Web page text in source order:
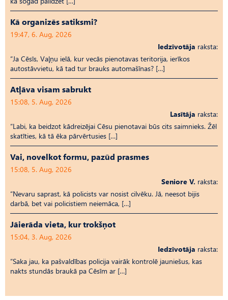
Kā organizēs satiksmi?
19:47, 6. Aug, 2026
Iedzīvotāja raksta:
“Ja Cēsīs, Vaļņu ielā, kur vecās pienotavas teritorija, ierīkos
autostāvvietu, kā tad tur brauks automašīnas? […]
Atļāva visam sabrukt
15:08, 5. Aug, 2026
Lasītāja raksta:
“Labi, ka beidzot kādreizējai Cēsu pienotavai būs cits saimnieks. Žēl
skatīties, kā tā ēka pārvērtusies […]
Vai, novelkot formu, pazūd prasmes
15:08, 5. Aug, 2026
Seniore V. raksta:
“Nevaru saprast, kā policists var nosist cilvēku. Jā, neesot bijis
darbā, bet vai policistiem neiemāca, […]
Jāierāda vieta, kur trokšņot
15:04, 3. Aug, 2026
Iedzīvotāja raksta:
“Saka jau, ka pašvaldības policija vairāk kontrolē jauniešus, kas
nakts stundās braukā pa Cēsīm ar […]